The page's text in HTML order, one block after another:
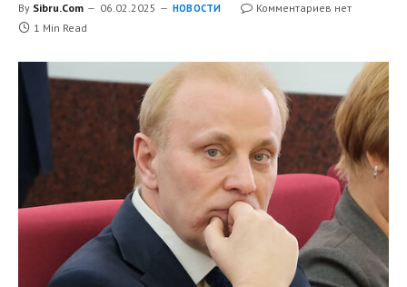
By Sibru.Com 06.02.2025 НОВОСТИ
Комментариев нет
1 Min Read